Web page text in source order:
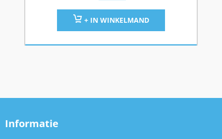
+ IN WINKELMAND
Informatie